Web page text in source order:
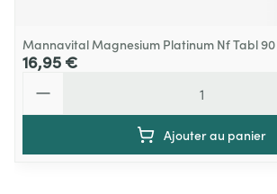
Mannavital Magnesium Platinum Nf Tabl 90
16,95 €
Ajouter au panier